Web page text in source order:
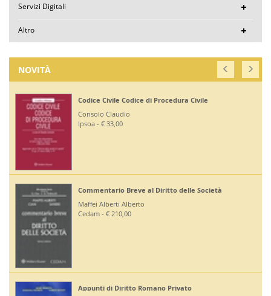
Servizi Digitali
Altro
NOVITÀ
Codice Civile Codice di Procedura Civile
Consolo Claudio
Ipsoa - € 33,00
Commentario Breve al Diritto delle Società
Maffei Alberti Alberto
Cedam - € 210,00
Appunti di Diritto Romano Privato